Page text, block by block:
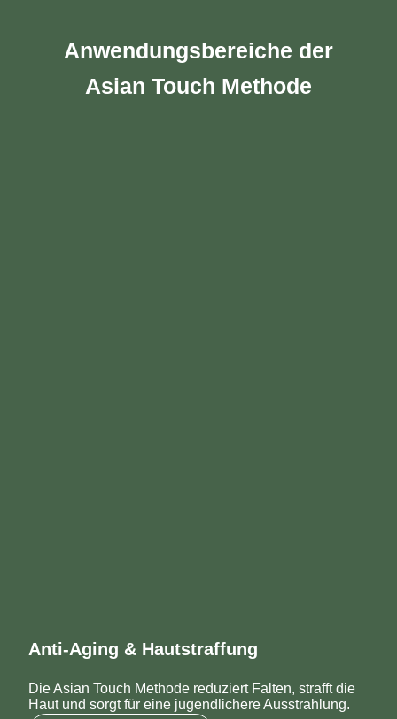
Anwendungsbereiche der
Asian Touch Methode
Anti-Aging & Hautstraffung
Die Asian Touch Methode reduziert Falten, strafft die
Haut und sorgt für eine jugendlichere Ausstrahlung.